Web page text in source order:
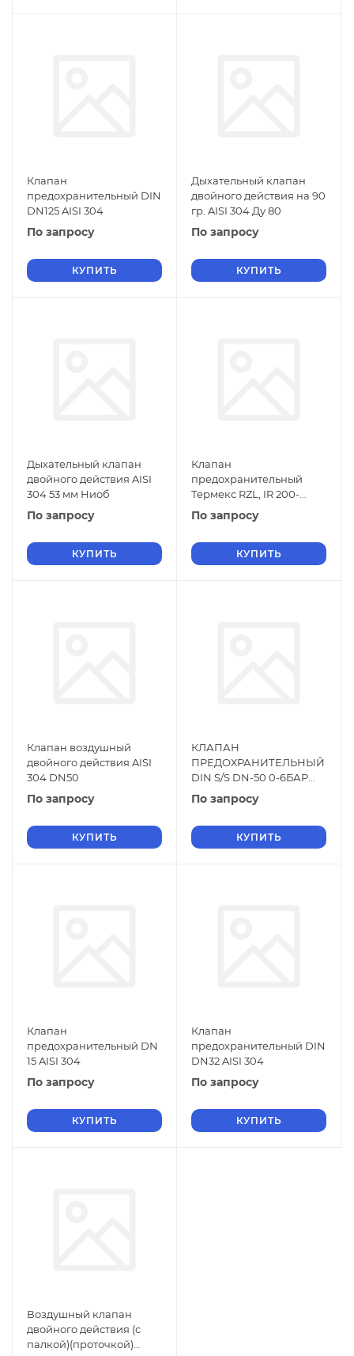
Клапан
предохранительный DIN
DN125 AISI 304
По запросу
КУПИТЬ
Дыхательный клапан
двойного действия на 90
гр. AISI 304 Ду 80
По запросу
КУПИТЬ
Дыхательный клапан
двойного действия AISI
304 53 мм Ниоб
По запросу
КУПИТЬ
Клапан
предохранительный
Термекс RZL, IR 200-
300л., 3/4", 7,0 Бар
По запросу
КУПИТЬ
Клапан воздушный
двойного действия AISI
304 DN50
По запросу
КУПИТЬ
КЛАПАН
ПРЕДОХРАНИТЕЛЬНЫЙ
DIN S/S DN-50 0-6БАР
AISI-316L EPDM
По запросу
КУПИТЬ
Клапан
предохранительный DN
15 AISI 304
По запросу
КУПИТЬ
Клапан
предохранительный DIN
DN32 AISI 304
По запросу
КУПИТЬ
Воздушный клапан
двойного действия (с
палкой)(проточкой)